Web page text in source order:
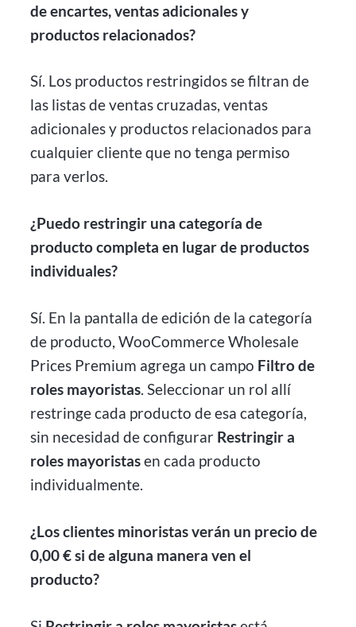
de encartes, ventas adicionales y
productos relacionados?
Sí. Los productos restringidos se filtran de
las listas de ventas cruzadas, ventas
adicionales y productos relacionados para
cualquier cliente que no tenga permiso
para verlos.
¿Puedo restringir una categoría de
producto completa en lugar de productos
individuales?
Sí. En la pantalla de edición de la categoría
de producto, WooCommerce Wholesale
Prices Premium agrega un campo Filtro de
roles mayoristas. Seleccionar un rol allí
restringe cada producto de esa categoría,
sin necesidad de configurar Restringir a
roles mayoristasen cada producto
individualmente.
¿Los clientes minoristas verán un precio de
0,00 € si de alguna manera ven el
producto?